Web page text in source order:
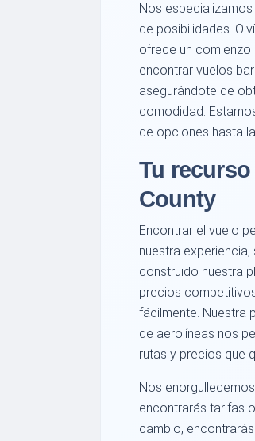
Nos
de posibilidades.
ofrece un comienzo
encontrar vuelos
asegurándote de
comodidad.
de opciones hasta
Tu
County
Encontrar el vuelo
nuestra
construido nuestra
precios
fácilmente. Nuestra
de aerolíneas nos
rutas y precios que
Nos
encontrarás tarifas
cambio,